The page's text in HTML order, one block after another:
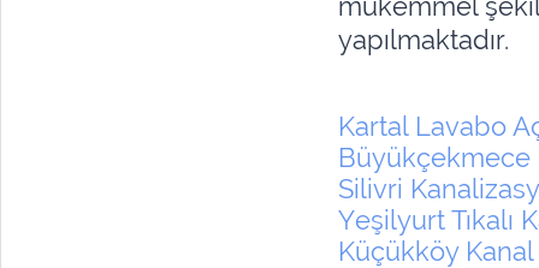
yapılmaktadır.
Kartal Lavabo
Büyükçekmece
Silivri
Yeşilyurt Tıkalı
Küçükköy